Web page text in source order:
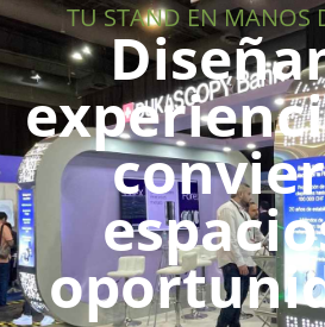
TU STAND EN MANOS